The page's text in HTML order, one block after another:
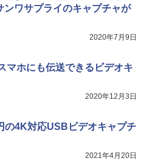
ンワサプライのキャプチャが
2020年7月9日
マホにも伝送できるビデオキ
2020年12月3日
の4K対応USBビデオキャプチ
2021年4月20日